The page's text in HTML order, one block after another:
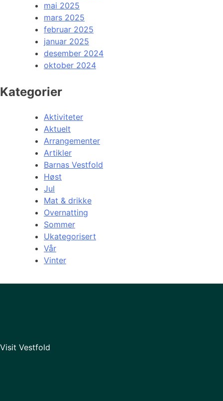
mai 2025
mars 2025
februar 2025
januar 2025
desember 2024
oktober 2024
Kategorier
Aktiviteter
Aktuelt
Arrangementer
Artikler
Barnas Vestfold
Høst
Jul
Mat & drikke
Overnatting
Sommer
Ukategorisert
Vår
Vinter
Visit Vestfold